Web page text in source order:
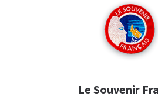
Le Souvenir